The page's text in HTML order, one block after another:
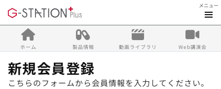
メニュー
ホーム 製品情報 動画ライブラリ Web講演会
新規会員登録
こちらのフォームから会員情報を入力してください。